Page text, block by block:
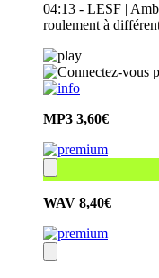
04:13 - LESF |
roulement à
MP3 3,60€
WAV 8,40€